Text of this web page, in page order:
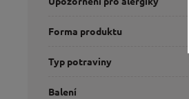
Forma produktu
Typ potraviny
Balení